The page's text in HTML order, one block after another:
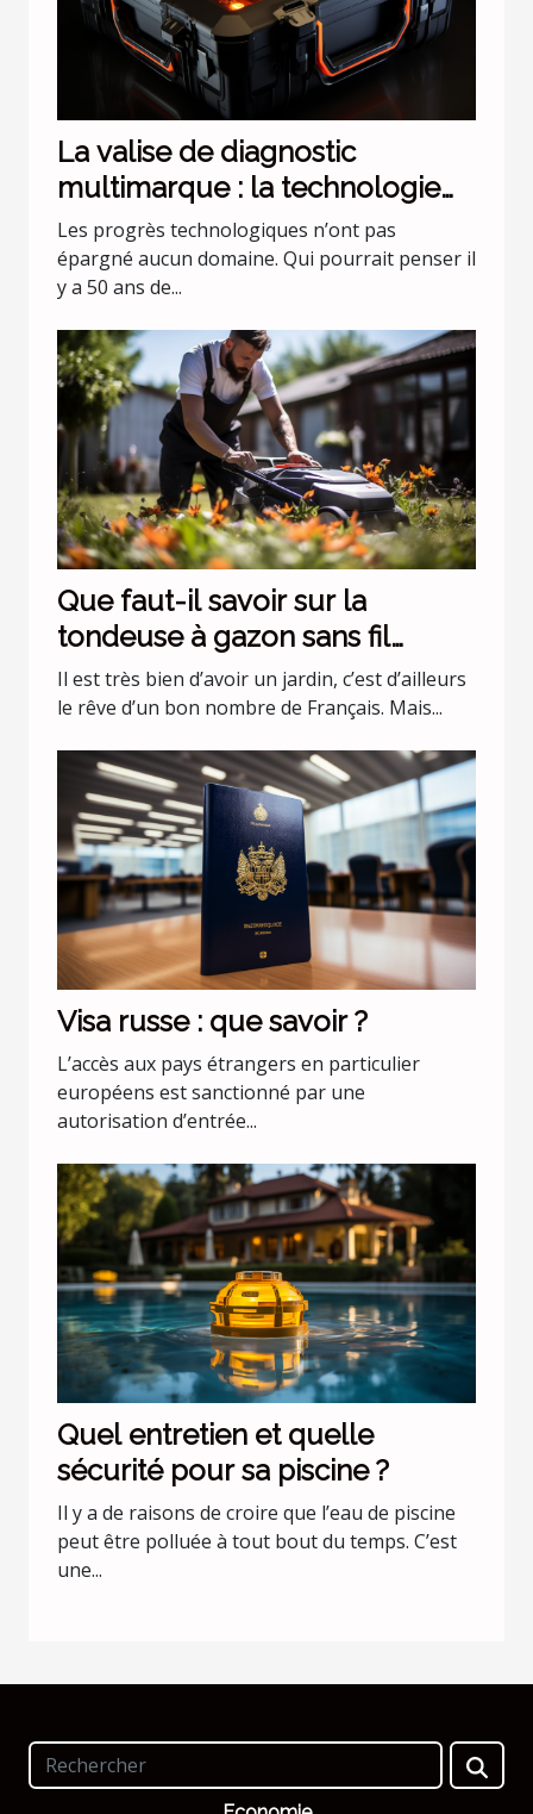
La valise de diagnostic
multimarque : la technologie
évolue !
Les progrès technologiques n’ont pas
épargné aucun domaine. Qui pourrait penser il
y a 50 ans de...
Que faut-il savoir sur la
tondeuse à gazon sans fil
batterie 36 v Black+Decker
CLMA4820L2-QW ?
Il est très bien d’avoir un jardin, c’est d’ailleurs
le rêve d’un bon nombre de Français. Mais...
Visa russe : que savoir ?
L’accès aux pays étrangers en particulier
européens est sanctionné par une
autorisation d’entrée...
Quel entretien et quelle
sécurité pour sa piscine ?
Il y a de raisons de croire que l’eau de piscine
peut être polluée à tout bout du temps. C’est
une...